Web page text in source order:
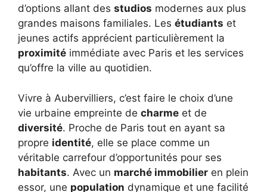
d’options allant des studios modernes aux plus
grandes maisons familiales. Les étudiants et
jeunes actifs apprécient particulièrement la
proximité immédiate avec Paris et les services
qu’offre la ville au quotidien.
Vivre à Aubervilliers, c’est faire le choix d’une
vie urbaine empreinte de charme et de
diversité. Proche de Paris tout en ayant sa
propre identité, elle se place comme un
véritable carrefour d’opportunités pour ses
habitants. Avec un marché immobilier en plein
essor, une population dynamique et une facilité